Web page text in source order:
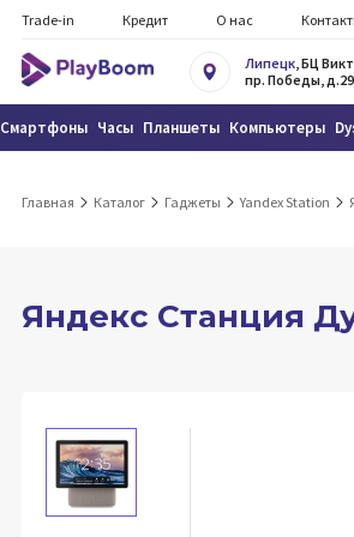
Trade-in Кредит О нас
Липецк, БЦ
пр. Победы,
Смартфоны Часы Планшеты Компьютеры
Главная Каталог Гаджеты Yandex Station
Яндекc Станция